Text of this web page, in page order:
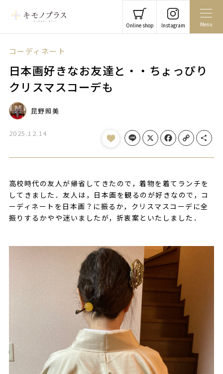
Online shop Instagram Menu
コーディネート
日本画好きなお友達と・・ちょっぴり
クリスマスコーデも
昆野照美
2025.12.14 Line X Facebook Copy Link Share
高校時代の友人が帰省してきたので，着物を着てランチを
してきました．友人は，日本画を観るのが好きなので，コ
ーディネートを日本画？に振るか，クリスマスコーデに全
振りするかやや迷いましたが，折衷案といたしました．